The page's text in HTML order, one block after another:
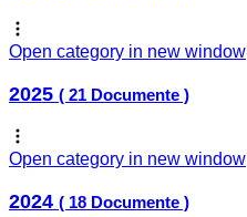
Open category in new window
2025 ( 21 Documente )
Open category in new window
2024 ( 18 Documente )